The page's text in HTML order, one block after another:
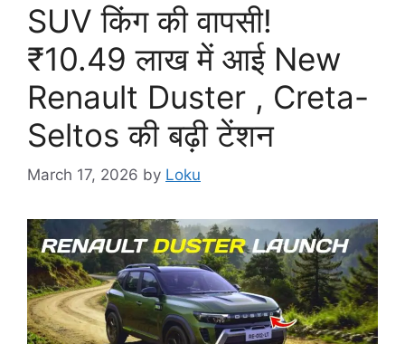
SUV किंग की वापसी!
₹10.49 लाख में आई New
Renault Duster , Creta-
Seltos की बढ़ी टेंशन
March 17, 2026 by Loku